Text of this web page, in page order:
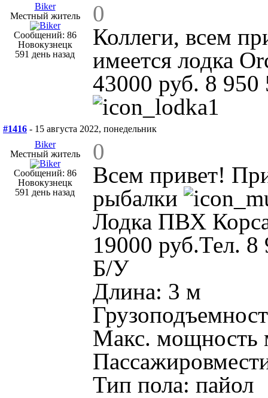
Biker
Местный житель
Сообщений: 86
Новокузнецк
591 день назад
0
Коллеги, всем
имеется лодка
43000 руб. 8
#1416 - 15 августа 2022, понедельник
Biker
Местный житель
Сообщений: 86
Новокузнецк
591 день назад
0
Всем привет!
рыбалки
Лодка ПВХ
19000 руб.Тел.
Б/У
Длина: 3 м
Макс. мощность
Тип пола: пайол